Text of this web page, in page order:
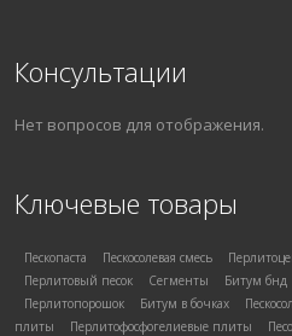
Консультации
Нет вопросов для отображения.
Ключевые товары
Пескопаста Пескосолевая смесь
Перлитовый песок
Сегменты Битум бнд
Перлитопорошок
Битум в бочках
плиты
Перлитофосфогелиевые плиты